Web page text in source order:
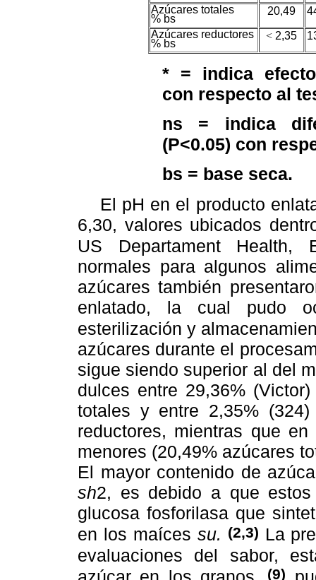
Azúcares totales
% bs
20,49
Azúcares reductores
% bs
<2,35
* = indica
con respecto al
ns = indica
(P<0.05) con
bs = base seca.
El pH en el producto
6,30, valores ubicados
US Departament
normales para algunos
azúcares también
enlatado, la cual pudo
esterilización y
azúcares durante el
sigue siendo superior al del
dulces entre 29,36%
totales y entre 2,35%
reductores, mientras que
menores (20,49% azúcares
El mayor contenido de
sh2, es debido a que
glucosa fosforilasa que
en los maíces su. (2,3) La
evaluaciones del sabor,
(9)